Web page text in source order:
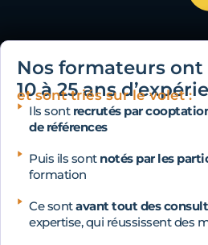
Nos formateurs ont
10 à 25 ans
et sont triés sur le volet :
Ils sont recrutés par
de références
Puis ils sont notés par les
formation
Ce sontavant tout des
expertise, qui réussissent des